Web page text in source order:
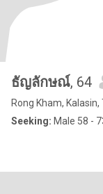
ธัญลักษณ์, 64
Rong Kham, Kalasin,
Seeking: Male 58 -